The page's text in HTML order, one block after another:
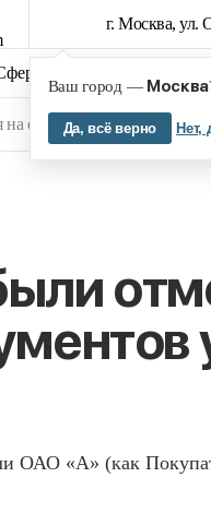
г. Москва, ул.
Ваш город — Москва
Да, всё верно Нет,
бизнеса
отсутствие документов у
ОАО «А» (как